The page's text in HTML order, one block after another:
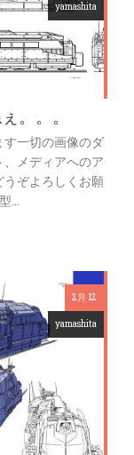
yamashita
。。。
一切の画像のダ
メディアへのア
うぞよろしくお願
…
2月 12
yamashita